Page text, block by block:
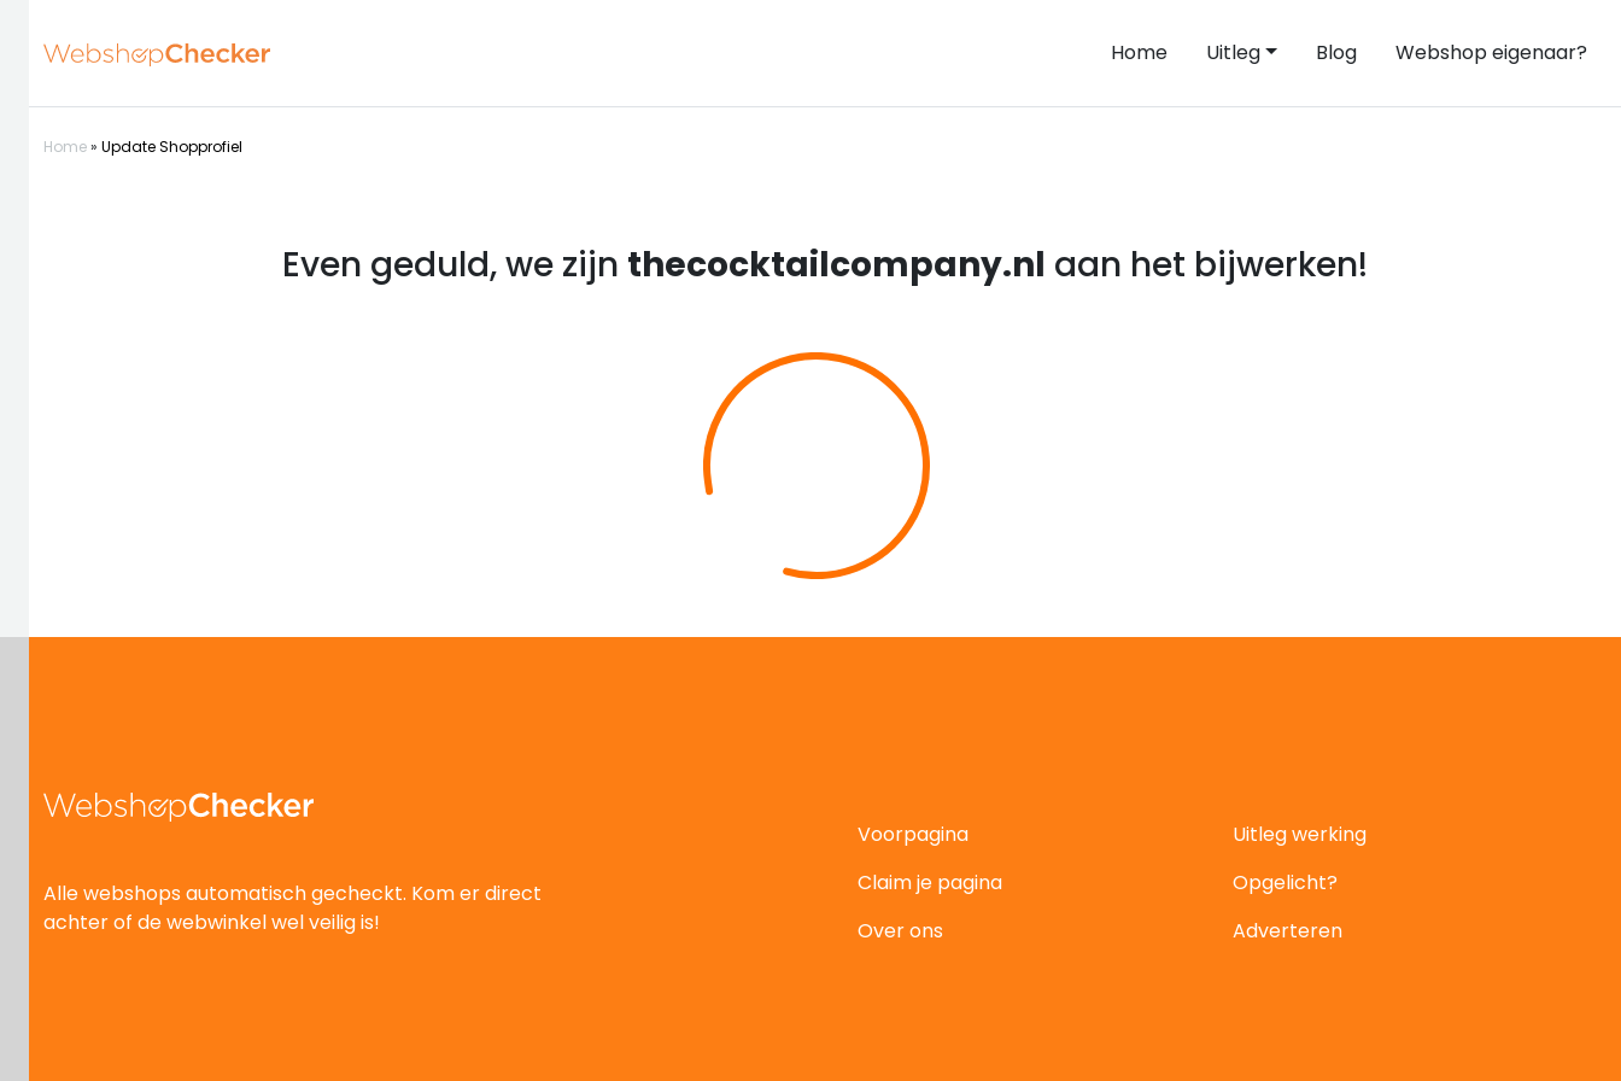
Home Uitleg Blog Webshop eigenaar?
Home» Update Shopprofiel
Even geduld, we zijn thecocktailcompany.nl aan het bijwerken!
Alle webshops automatisch gecheckt. Kom er direct
achter of de webwinkel wel veilig is!
Voorpagina
Uitleg werking
Claim je pagina
Opgelicht?
Over ons
Adverteren